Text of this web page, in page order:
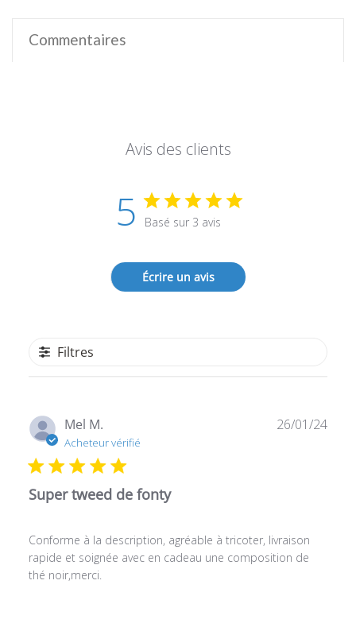
Commentaires
Avis des clients
5 Basé sur 3 avis
Écrire un avis
Filtres
Mel M.
Acheteur vérifié
Super tweed de fonty
Conforme à la description, agréable à tricoter, livraison
rapide et soignée avec en cadeau une composition de
thé noir,merci.
Date
26/01/24